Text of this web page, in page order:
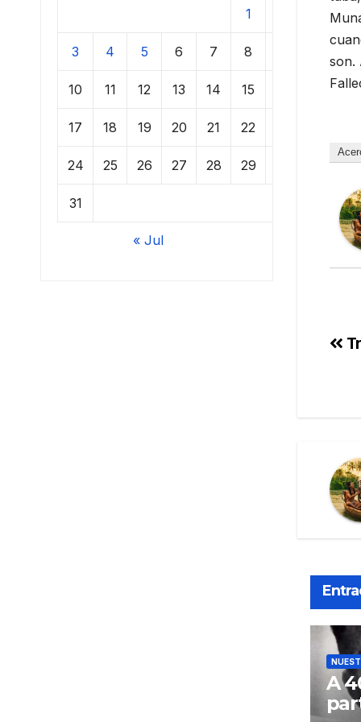
1
3 4 5 6 7 8
10 11 12 13 14 15
17 18 19 20 21 22
24 25 26 27 28 29
31
« Jul
son.
A